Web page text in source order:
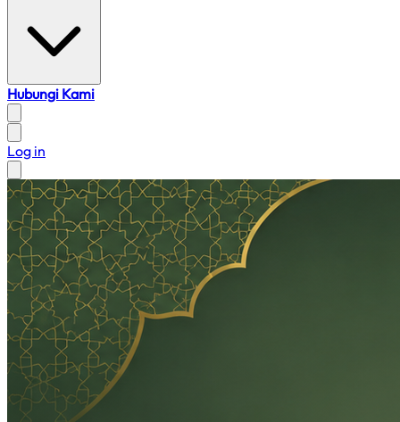
Hubungi Kami
Log in